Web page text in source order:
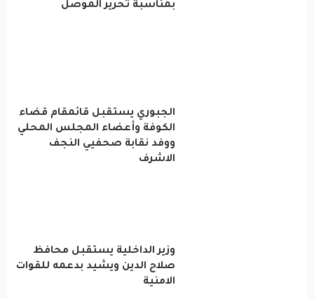
بمناسبة تحرير الموصل
الجبوري يستقبل قائمقام قضاء
الكوفة وأعضاء المجلس المحلي
ووفد نقابة صحفيي النجف
الاشرف
وزير الداخلية يستقبل محافظ
صلاح الدين ويشيد بدعمه للقوات
الامنية